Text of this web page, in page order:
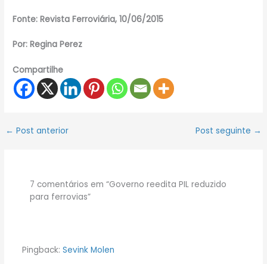
Fonte: Revista Ferroviária, 10/06/2015
Por: Regina Perez
Compartilhe
← Post anterior Post seguinte →
7 comentários em “Governo reedita PIL reduzido
para ferrovias”
Pingback: Sevink Molen